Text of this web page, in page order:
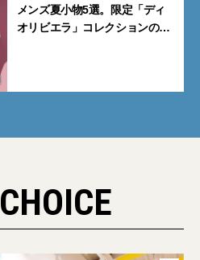
メンズ夏小物5選。限定「ディ
オリビエラ」コレクションの